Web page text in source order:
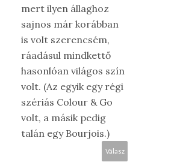
mert ilyen állaghoz
sajnos már korábban
is volt szerencsém,
ráadásul mindkettő
hasonlóan világos szín
volt. (Az egyik egy régi
szériás Colour & Go
volt, a másik pedig
talán egy Bourjois.)
Válasz